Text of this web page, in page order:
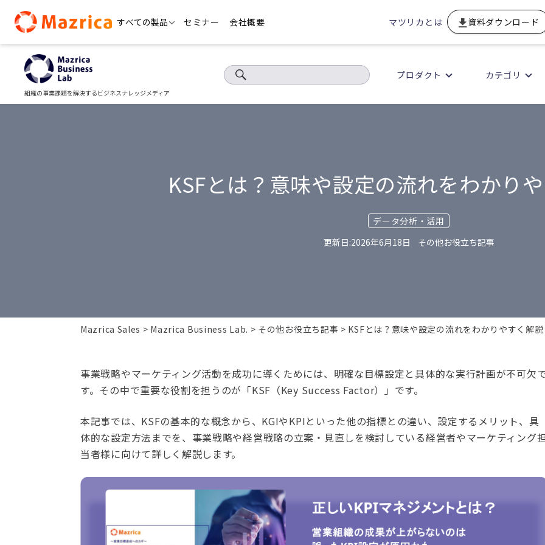
content
すべての製品 セミナー 会社概要 マツリカとは 資料ダウンロード
組織の事業課題を解決するビジネスナレッジメディア
プロダクト カテゴリ
KSFとは？意味や設定の流れをわかり
データ分析・活用
2026年6月18日
その他お役立ち記事
Mazrica Sales Mazrica Business Lab. その他お役立ち記事 KSFとは？意味や設定の流れをわかりやすく解説
事業戦略やマーケティング活動を成功に導くためには、明確な目標設定と具体的な実行計画が不可欠
す。その中で重要な役割を担うのが「KSF（Key Success Factor）」です。
本記事では、KSFの基本的な概念から、KGIやKPIといった他の指標との違い、設定するメリット、具
体的な設定方法までを、事業戦略や経営戦略の立案・見直しを検討している経営者やマーケティング
当者様に向けて詳しく解説します。